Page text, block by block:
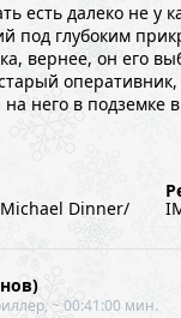
есть далеко не у
под глубоким
вернее, он его
на него в
Dinner/
~ 00:41:00 мин.